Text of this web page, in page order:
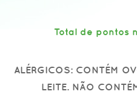
Total de pontos
ALÉRGICOS: CONTÉM
LEITE. NÃO